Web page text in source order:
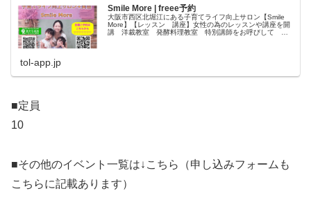
Smile More | freee予約
大阪市西区北堀江にある子育てライフ向上サロン【Smile
More】【レッスン 講座】女性の為のレッスンや講座を開
講 洋裁教室 発酵料理教室 特別講師をお呼びして パ
tol-app.jp
■定員
10
■その他のイベント一覧は↓こちら（申し込みフォームも
こちらに記載あります）